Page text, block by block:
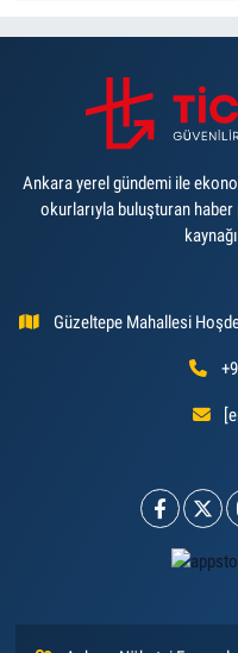
Ankara yerel gündemi ile
okurlarıyla buluşturan
Güzeltepe Mahallesi